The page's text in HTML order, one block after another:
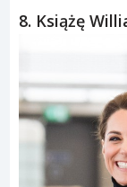
8. Książę